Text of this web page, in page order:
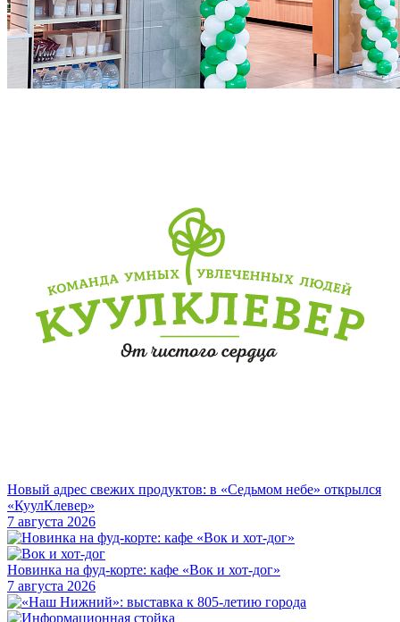
Новый адрес свежих продуктов: в «Седьмом небе» открылся
«КуулКлевер»
7 августа 2026
Новинка на фуд-корте: кафе «Вок и хот-дог»
7 августа 2026